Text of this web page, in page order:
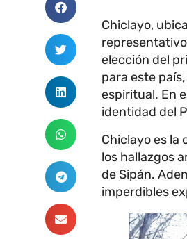
Chiclayo,
elección del
para este
espiritual. En
identidad del
Chiclayo es la
los hallazgos
de Sipán.
imperdibles